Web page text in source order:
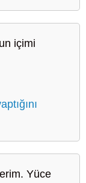
içimi
Yüce